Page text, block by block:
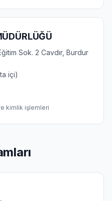
Sok. 2 Cavdır, Burdur
içi)
kimlik işlemleri